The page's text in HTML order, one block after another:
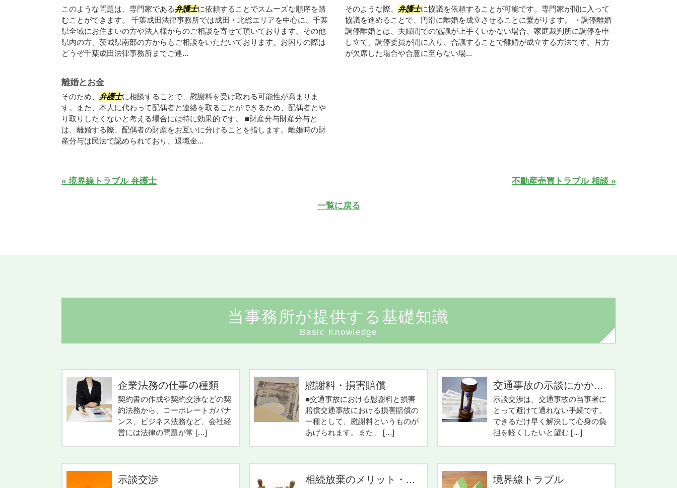
このような問題は、専門家である弁護士に依頼することでスムーズな順序を踏
むことができます。 千葉成田法律事務所では成田・北総エリアを中心に、千葉
県全域にお住まいの方や法人様からのご相談を寄せて頂いております。その他
県内の方、茨城県南部の方からもご相談をいただいております。お困りの際は
どうぞ千葉成田法律事務所までご連...
そのような際、 弁護士に協議を依頼することが可能です。専門家が間に入って
協議を進めることで、円滑に離婚を成立させることに繋がります。 ・調停離婚
調停離婚とは、夫婦間での協議が上手くいかない場合、家庭裁判所に調停を申
し立て、調停委員が間に入り、合議することで離婚が成立する方法です。片方
が欠席した場合や合意に至らない場...
離婚とお金
そのため、 弁護士に相談することで、慰謝料を受け取れる可能性が高まりま
す。また、本人に代わって配偶者と連絡を取ることができるため、配偶者とや
り取りしたくないと考える場合には特に効果的です。 ■財産分与財産分与と
は、離婚する際、配偶者の財産をお互いに分けることを指します。離婚時の財
産分与は民法で認められており、退職金...
« 境界線トラブル 弁護士 不動産売買トラブル 相談 »
一覧に戻る
当事務所が提供する基礎知識
Basic Knowledge
企業法務の仕事の種類
契約書の作成や契約交渉などの契
約法務から、コーポレートガバナ
ンス、ビジネス法務など、会社経
営には法律の問題が常 […]
慰謝料・損害賠償
■交通事故における慰謝料と損害
賠償交通事故における損害賠償の
一種として、慰謝料というものが
あげられます。また、 […]
交通事故の示談にかか...
示談交渉は、交通事故の当事者に
とって避けて通れない手続です。
できるだけ早く解決して心身の負
担を軽くしたいと望む […]
示談交渉 相続放棄のメリット・... 境界線トラブル